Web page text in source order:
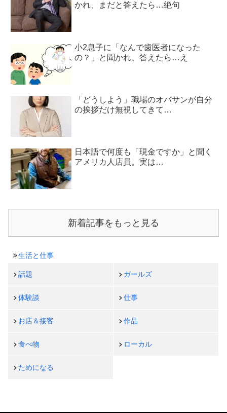
かれ、まだと答えたら…絶句
小2息子に「なんで歯医者になった
の？」と聞かれ、答えたら…え
「どうしよう」職場のオバサンが自分
の挨拶だけ無視してきて…
日本語で何度も「現金ですか」と聞く
アメリカ人店員。実は…
新着記事をもっと見る
生活と仕事
話題 ガールズ
体験談 仕事
お店＆接客 作品
食べ物 ローカル
ためになる